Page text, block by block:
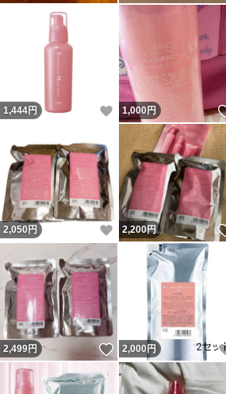
1,444円 いいね！
1,000円
2,050 円 いいね！
2,200円
2,499円 いいね！
2,000 円